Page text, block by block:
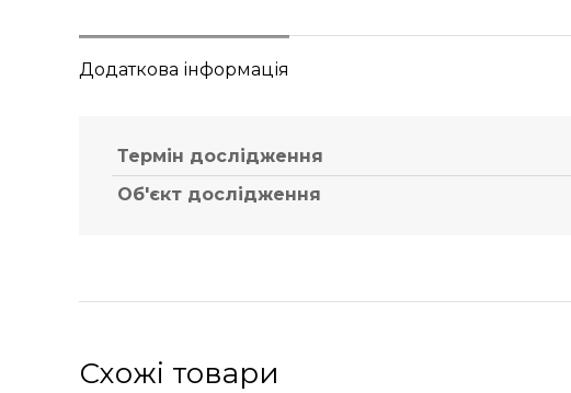
Додаткова інформація
Термін дослідження
Об'єкт дослідження
Схожі товари